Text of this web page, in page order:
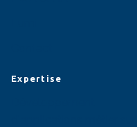
Expertise